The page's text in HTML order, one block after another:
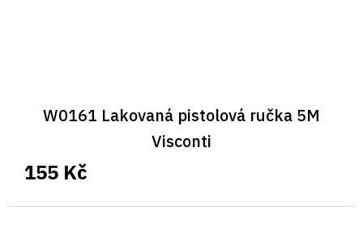
W0161 Lakovaná pistolová ručka 5M
Visconti
155 Kč